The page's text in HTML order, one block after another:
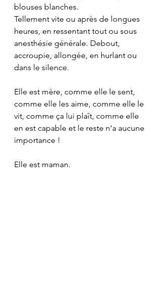
blouses blanches.
Tellement vite ou après de longues
heures, en ressentant tout ou sous
anesthésie générale. Debout,
accroupie, allongée, en hurlant ou
dans le silence.
Elle est mère, comme elle le sent,
comme elle les aime, comme elle le
vit, comme ça lui plaît, comme elle
en est capable et le reste n'a aucune
importance !
Elle est maman.